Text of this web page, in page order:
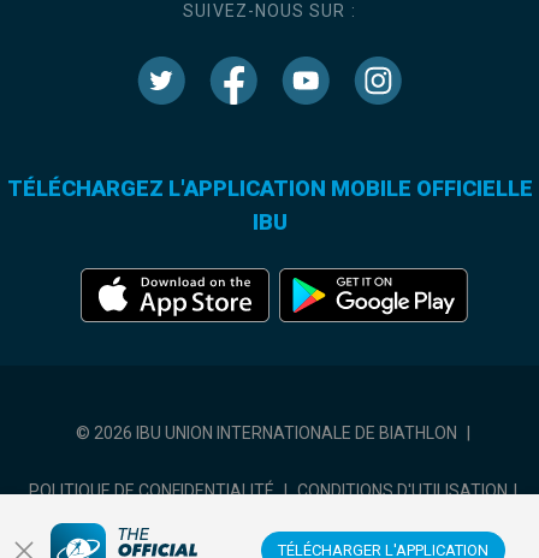
TÉLÉCHARGER L'APPLICATION
SUIVEZ-NOUS SUR :
TÉLÉCHARGEZ L'APPLICATION MOBILE OFFICIELLE
IBU
© 2026 IBU UNION INTERNATIONALE DE BIATHLON
POLITIQUE DE CONFIDENTIALITÉ | CONDITIONS D'UTILISATION |
COOKIES SETTINGS